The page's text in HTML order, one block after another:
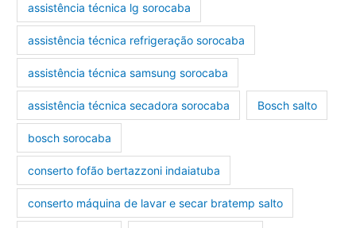
assistência técnica lg sorocaba
assistência técnica refrigeração sorocaba
assistência técnica samsung sorocaba
assistência técnica secadora sorocaba Bosch salto
bosch sorocaba
conserto fofão bertazzoni indaiatuba
conserto máquina de lavar e secar bratemp salto